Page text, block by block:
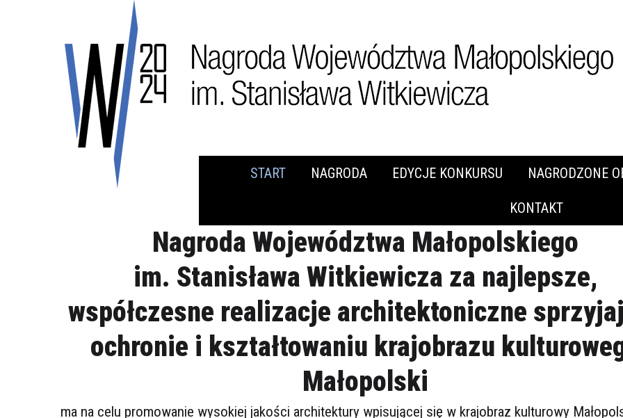
START NAGRODA EDYCJE KONKURSU NAGRODZONE
KONTAKT
Nagroda Województwa Małopolskiego
im. Stanisława Witkiewicza za najlepsze,
współczesne realizacje architektoniczne
ochronie i kształtowaniu krajobrazu
Małopolski
ma na celu promowanie wysokiej jakości architektury wpisującej się w krajobraz kulturowy